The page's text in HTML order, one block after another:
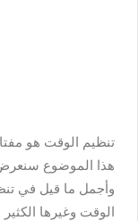
تنظيم الوقت هو
هذا الموضوع
وأجمل ما قيل في
الوقت وغيرها